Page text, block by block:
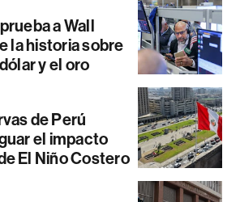
a Wall
la historia sobre
y el oro
de Perú
el impacto
El Niño Costero